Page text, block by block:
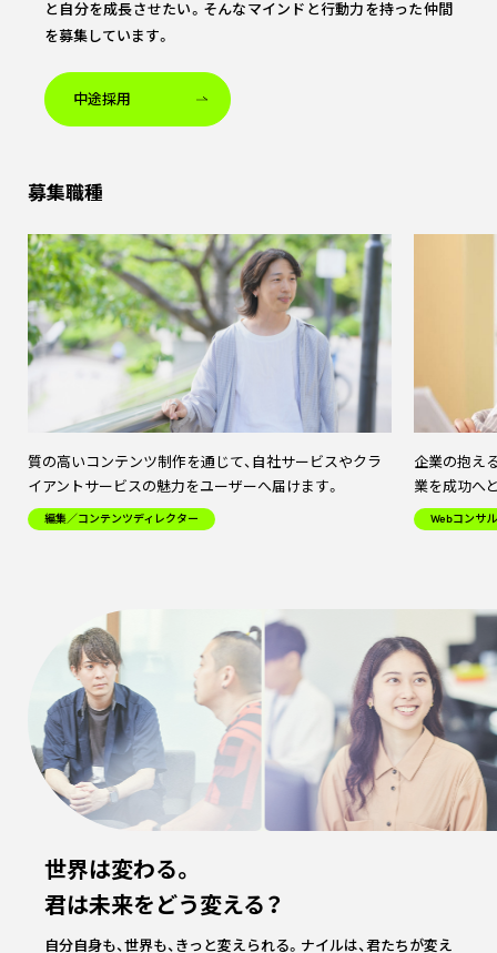
と自分を成長させたい。 そんなマインドと行動力を持った仲間
を募集しています。
中途採用
募集職種
質の高いコンテンツ制作を通じて、自社サービスやクラ
イアントサービスの魅力をユーザーへ届けます。
編集／コンテンツディレクター
企業の抱え
業を成功へ
Webコンサ
世界は変わる。
君は未来をどう変える？
自分自身も、世界も、きっと変えられる。 ナイルは、君たちが変え